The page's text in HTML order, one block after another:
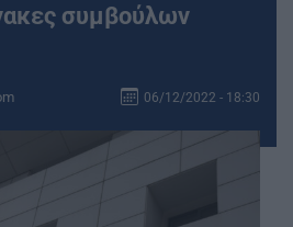
συμβούλων
06/12/2022 - 18:30